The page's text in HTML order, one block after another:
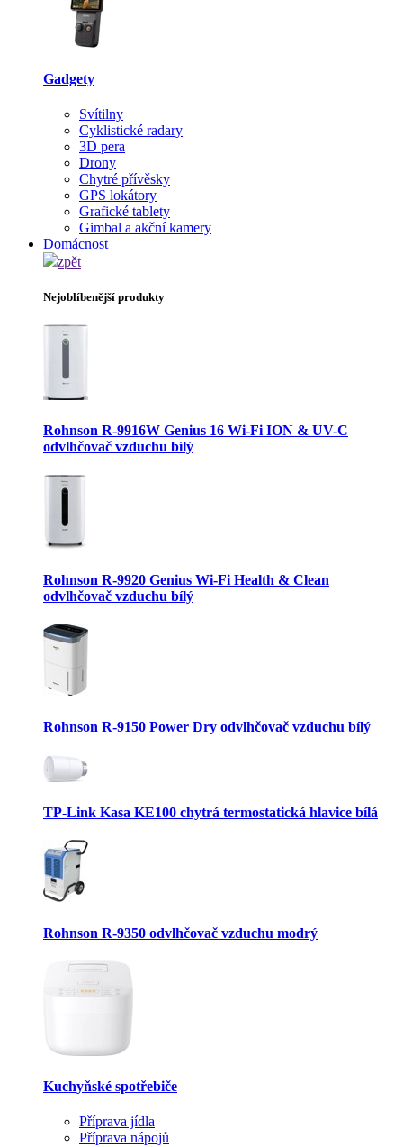
Gadgety
Svítilny
Cyklistické radary
3D pera
Drony
Chytré přívěsky
GPS lokátory
Grafické tablety
Gimbal a akční kamery
Domácnost
zpět
Nejoblíbenější produkty
Rohnson R-9916W Genius 16 Wi-Fi ION & UV-C
odvlhčovač vzduchu bílý
Rohnson R-9920 Genius Wi-Fi Health & Clean
odvlhčovač vzduchu bílý
Rohnson R-9150 Power Dry odvlhčovač vzduchu bílý
TP-Link Kasa KE100 chytrá termostatická hlavice bílá
Rohnson R-9350 odvlhčovač vzduchu modrý
Kuchyňské spotřebiče
Příprava jídla
Příprava nápojů